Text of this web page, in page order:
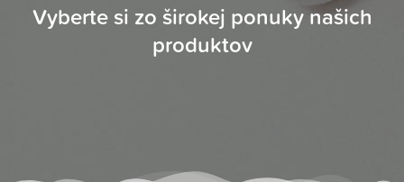
Vyberte si zo širokej ponuky našich
produktov